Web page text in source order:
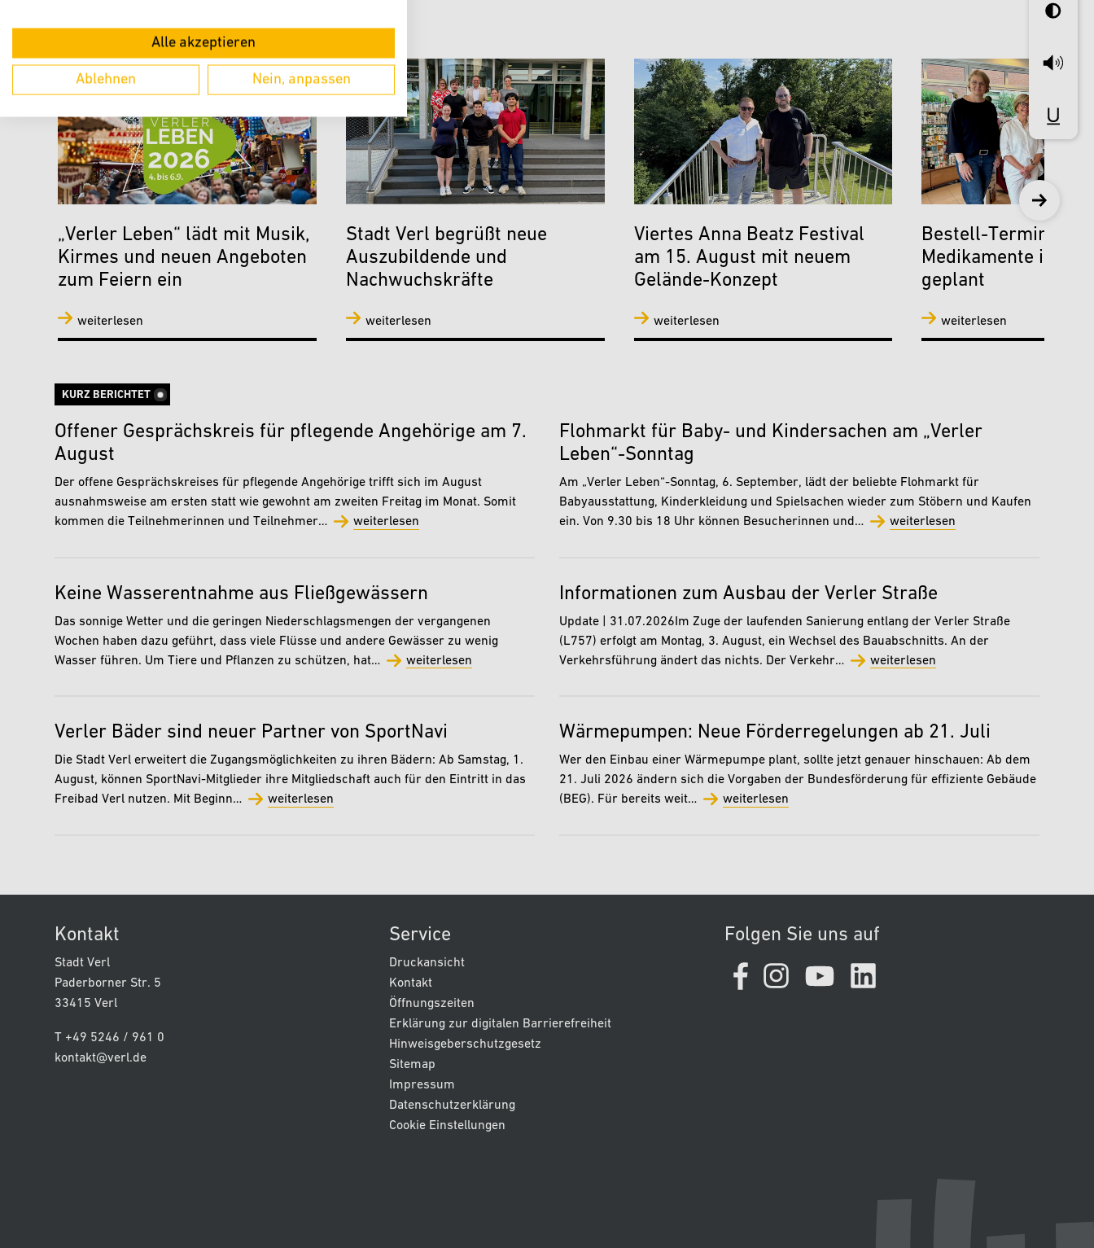
„Verler Leben“ lädt mit Musik,
Kirmes und neuen Angeboten
zum Feiern ein
weiterlesen
Stadt Verl begrüßt neue
Auszubildende und
Nachwuchskräfte
weiterlesen
Viertes Anna Beatz Festival
am 15. August mit neuem
Gelände-Konzept
weiterlesen
Bestell-Terminal für
Medikamente in
geplant
weiterlesen
KURZ BERICHTET
Offener Gesprächskreis für pflegende Angehörige am 7.
August
Der offene Gesprächskreises für pflegende Angehörige trifft sich im August
ausnahmsweise am ersten statt wie gewohnt am zweiten Freitag im Monat. Somit
kommen die Teilnehmerinnen und Teilnehmer…
weiterlesen
Flohmarkt für Baby- und Kindersachen am „Verler
Leben“-Sonntag
Am „Verler Leben“-Sonntag, 6. September, lädt der beliebte Flohmarkt für
Babyausstattung, Kinderkleidung und Spielsachen wieder zum Stöbern und Kaufen
ein. Von 9.30 bis 18 Uhr können Besucherinnen und…
weiterlesen
Keine Wasserentnahme aus Fließgewässern
Das sonnige Wetter und die geringen Niederschlagsmengen der vergangenen
Wochen haben dazu geführt, dass viele Flüsse und andere Gewässer zu wenig
Wasser führen. Um Tiere und Pflanzen zu schützen, hat…
weiterlesen
Informationen zum Ausbau der Verler Straße
Update | 31.07.2026Im Zuge der laufenden Sanierung entlang der Verler Straße
(L757) erfolgt am Montag, 3. August, ein Wechsel des Bauabschnitts. An der
Verkehrsführung ändert das nichts. Der Verkehr…
weiterlesen
Verler Bäder sind neuer Partner von SportNavi
Die Stadt Verl erweitert die Zugangsmöglichkeiten zu ihren Bädern: Ab Samstag, 1.
August, können SportNavi-Mitglieder ihre Mitgliedschaft auch für den Eintritt in das
Freibad Verl nutzen. Mit Beginn…
weiterlesen
Wärmepumpen: Neue Förderregelungen ab 21. Juli
Wer den Einbau einer Wärmepumpe plant, sollte jetzt genauer hinschauen: Ab dem
21. Juli 2026 ändern sich die Vorgaben der Bundesförderung für effiziente Gebäude
(BEG). Für bereits weit…
weiterlesen
Kontakt
Stadt Verl
Paderborner Str. 5
33415 Verl
T +49 5246 / 961 0
kontakt@verl.de
Service
Druckansicht
Kontakt
Öffnungszeiten
Erklärung zur digitalen Barrierefreiheit
Hinweisgeberschutzgesetz
Sitemap
Impressum
Datenschutzerklärung
Cookie Einstellungen
Folgen Sie uns auf
Alle akzeptieren
Ablehnen Nein, anpassen